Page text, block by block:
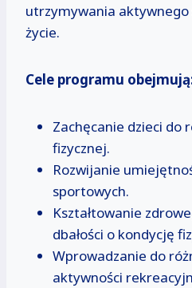
utrzymywania aktywnego
życie.
Cele programu
Zachęcanie dzieci do
fizycznej.
Rozwijanie
sportowych.
Kształtowanie
dbałości o kondycję
Wprowadzanie do
aktywności